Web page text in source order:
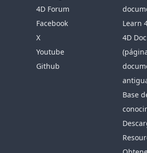
4D Forum
Facebook
X
Youtube
Github
Learn
4D
Base